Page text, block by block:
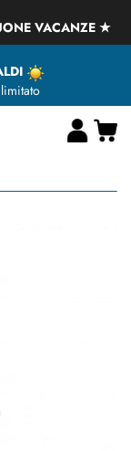
ritardi a causa